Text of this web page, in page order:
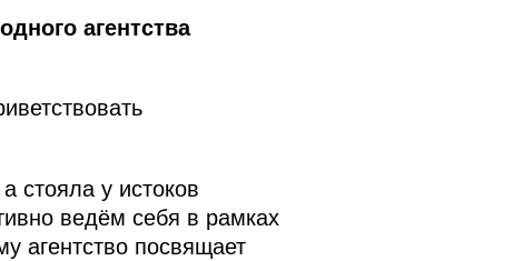
агентства
стояла у истоков
ведём себя в рамках
агентство посвящает